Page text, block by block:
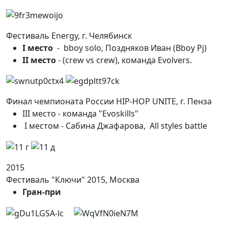
Фестиваль Energy, г. Челябинск
I место - bboy solo, Поздняков Иван (Bboy Pj)
II место- (crew vs crew), команда Evolvers.
Финал чемпионата России HIP-HOP UNITE, г. Пенза
III место - команда "Evoskills"
I местом - Сабина Джафарова, All styles battle
2015
Фестиваль "Ключи" 2015, Москва
Гран-при